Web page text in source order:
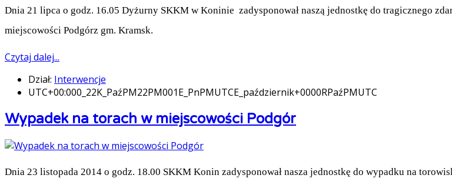
Dnia 21 lipca o godz. 16.05 Dyżurny SKKM w Koninie zadysponował naszą jednostkę do tragicznego
miejscowości Podgórz gm. Kramsk.
Czytaj dalej...
Dział: Interwencje
UTC+00:000_22K_PaźPM22PM001E_PnPMUTCE_październik+0000RPaźPMUTC
Wypadek na torach w miejscowości Podgór
Dnia 23 listopada 2014 o godz. 18.00 SKKM Konin zadysponował nasza jednostkę do wypadku na